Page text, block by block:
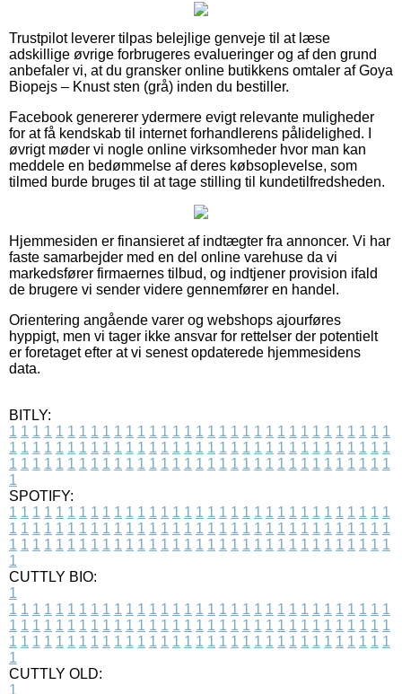
Trustpilot leverer tilpas belejlige genveje til at læse
adskillige øvrige forbrugeres evalueringer og af den grund
anbefaler vi, at du gransker online butikkens omtaler af Goya
Biopejs – Knust sten (grå) inden du bestiller.
Facebook genererer ydermere evigt relevante muligheder
for at få kendskab til internet forhandlerens pålidelighed. I
øvrigt møder vi nogle online virksomheder hvor man kan
meddele en bedømmelse af deres købsoplevelse, som
tilmed burde bruges til at tage stilling til kundetilfredsheden.
Hjemmesiden er finansieret af indtægter fra annoncer. Vi har
faste samarbejder med en del online varehuse da vi
markedsfører firmaernes tilbud, og indtjener provision ifald
de brugere vi sender videre gennemfører en handel.
Orientering angående varer og webshops ajourføres
hyppigt, men vi tager ikke ansvar for rettelser der potentielt
er foretaget efter at vi senest opdaterede hjemmesidens
data.
BITLY:
1 1 1 1 1 1 1 1 1 1 1 1 1 1 1 1 1 1 1 1 1 1 1 1 1 1 1 1 1 1 1 1 1
1 1 1 1 1 1 1 1 1 1 1 1 1 1 1 1 1 1 1 1 1 1 1 1 1 1 1 1 1 1 1 1 1
1 1 1 1 1 1 1 1 1 1 1 1 1 1 1 1 1 1 1 1 1 1 1 1 1 1 1 1 1 1 1 1 1
1
SPOTIFY:
1 1 1 1 1 1 1 1 1 1 1 1 1 1 1 1 1 1 1 1 1 1 1 1 1 1 1 1 1 1 1 1 1
1 1 1 1 1 1 1 1 1 1 1 1 1 1 1 1 1 1 1 1 1 1 1 1 1 1 1 1 1 1 1 1 1
1 1 1 1 1 1 1 1 1 1 1 1 1 1 1 1 1 1 1 1 1 1 1 1 1 1 1 1 1 1 1 1 1
1
CUTTLY BIO:
1
1 1 1 1 1 1 1 1 1 1 1 1 1 1 1 1 1 1 1 1 1 1 1 1 1 1 1 1 1 1 1 1 1
1 1 1 1 1 1 1 1 1 1 1 1 1 1 1 1 1 1 1 1 1 1 1 1 1 1 1 1 1 1 1 1 1
1 1 1 1 1 1 1 1 1 1 1 1 1 1 1 1 1 1 1 1 1 1 1 1 1 1 1 1 1 1 1 1 1
1
CUTTLY OLD:
1